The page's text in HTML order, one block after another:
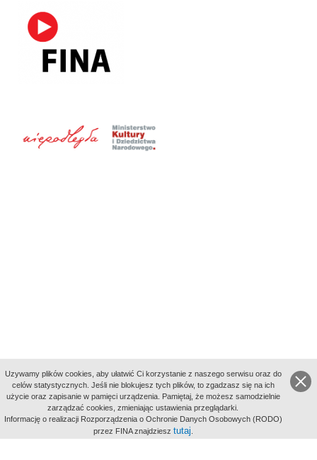
aktywności
Uzywamy plików cookies, aby ułatwić Ci korzystanie z naszego serwisu oraz do
celów statystycznych. Jeśli nie blokujesz tych plików, to zgadzasz się na ich
użycie oraz zapisanie w pamięci urządzenia. Pamiętaj, że możesz samodzielnie
zarządzać cookies, zmieniając ustawienia przeglądarki.
Informację o realizacji Rozporządzenia o Ochronie Danych Osobowych (RODO)
przez FINA znajdziesz tutaj